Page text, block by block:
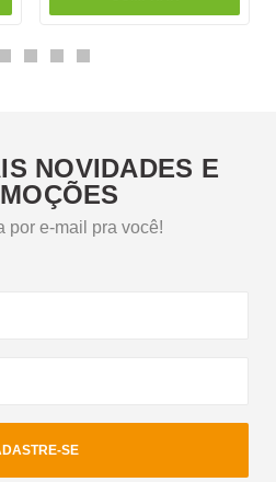
NOVIDADES E
por e-mail pra você!
SE